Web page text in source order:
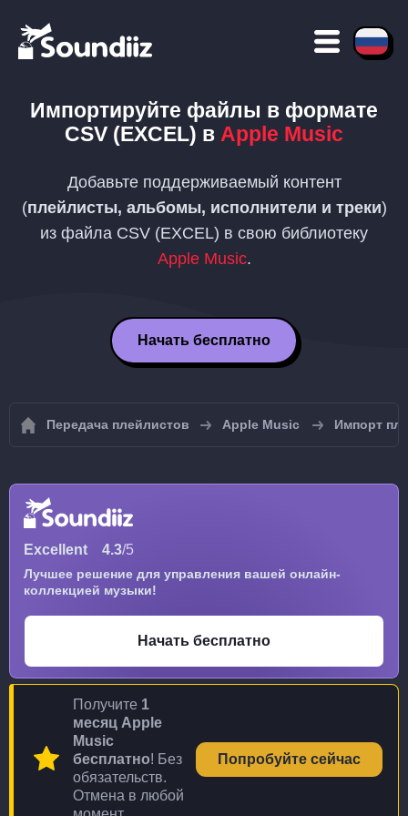
Импортируйте файлы в формате
CSV (EXCEL) в Apple Music
Добавьте поддерживаемый контент
(плейлисты, альбомы, исполнители и треки)
из файла CSV (EXCEL) в свою библиотеку
Apple Music.
Начать бесплатно
Передача плейлистов Apple Music Импорт
Excellent 4.3/5
Лучшее решение для управления вашей онлайн-
коллекцией музыки!
Начать бесплатно
Получите 1
месяц Apple
Music
бесплатно! Без
обязательств.
Отмена в любой
Попробуйте сейчас